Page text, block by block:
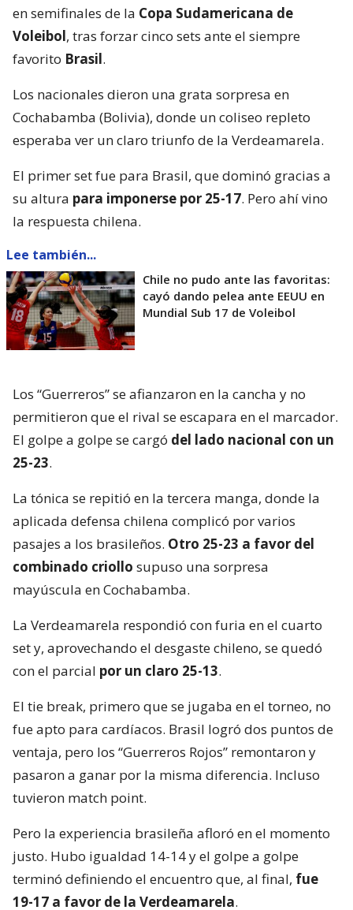
en semifinales de la Copa Sudamericana de
Voleibol, tras forzar cinco sets ante el siempre
favorito Brasil.
Los nacionales dieron una grata sorpresa en
Cochabamba (Bolivia), donde un coliseo repleto
esperaba ver un claro triunfo de la Verdeamarela.
El primer set fue para Brasil, que dominó gracias a
su altura para imponerse por 25-17. Pero ahí vino
la respuesta chilena.
Lee también...
Chile no pudo ante las favoritas:
cayó dando pelea ante EEUU en
Mundial Sub 17 de Voleibol
Los “Guerreros” se afianzaron en la cancha y no
permitieron que el rival se escapara en el marcador.
El golpe a golpe se cargó del lado nacional con un
25-23.
La tónica se repitió en la tercera manga, donde la
aplicada defensa chilena complicó por varios
pasajes a los brasileños. Otro 25-23 a favor del
combinado criollo supuso una sorpresa
mayúscula en Cochabamba.
La Verdeamarela respondió con furia en el cuarto
set y, aprovechando el desgaste chileno, se quedó
con el parcial por un claro 25-13.
El tie break, primero que se jugaba en el torneo, no
fue apto para cardíacos. Brasil logró dos puntos de
ventaja, pero los “Guerreros Rojos” remontaron y
pasaron a ganar por la misma diferencia. Incluso
tuvieron match point.
Pero la experiencia brasileña afloró en el momento
justo. Hubo igualdad 14-14 y el golpe a golpe
terminó definiendo el encuentro que, al final, fue
19-17 a favor de la Verdeamarela.